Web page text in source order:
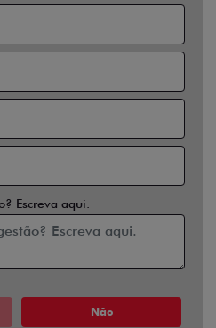
Escreva aqui.
Não